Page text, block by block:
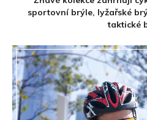
sportovní brýle, lyžařské
taktické